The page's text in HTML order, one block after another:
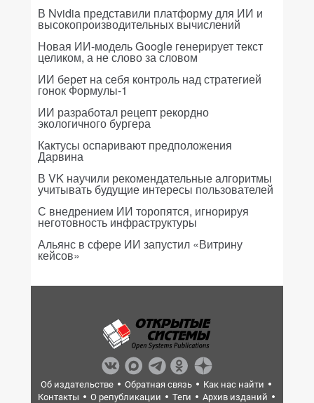
В Nvidia представили платформу для ИИ и
высокопроизводительных вычислений
Новая ИИ-модель Google генерирует текст
целиком, а не слово за словом
ИИ берет на себя контроль над стратегией
гонок Формулы-1
ИИ разработал рецепт рекордно
экологичного бургера
Кактусы оспаривают предположения
Дарвина
В VK научили рекомендательные алгоритмы
учитывать будущие интересы пользователей
С внедрением ИИ торопятся, игнорируя
неготовность инфраструктуры
Альянс в сфере ИИ запустил «Витрину
кейсов»
Об издательстве Обратная связь
Как нас найти
Контакты
О републикации Теги
Архив изданий